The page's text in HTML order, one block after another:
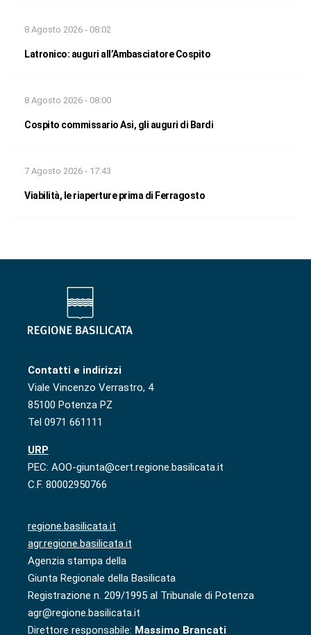
8 Agosto 2026 - 08:02
Latronico: auguri all’Ambasciatore Cospito
8 Agosto 2026 - 08:00
Cospito commissario Asi, gli auguri di Bardi
7 Agosto 2026 - 17:43
Viabilità, le riaperture prima di Ferragosto
Contatti e indirizzi
Viale Vincenzo Verrastro, 4
85100 Potenza PZ
Tel 0971 661111
URP
PEC: AOO-giunta@cert.regione.basilicata.it
C.F. 80002950766
regione.basilicata.it
agr.regione.basilicata.it
Agenzia stampa della
Giunta Regionale della Basilicata
Registrazione n. 209/1995 al Tribunale di Potenza
agr@regione.basilicata.it
Direttore responsabile: Massimo Brancati